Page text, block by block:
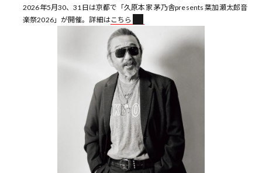
2026年5月30、31日は京都で「久原本家 茅乃舎presents 葉加瀬太郎音
楽祭2026」が開催。詳細はこちら